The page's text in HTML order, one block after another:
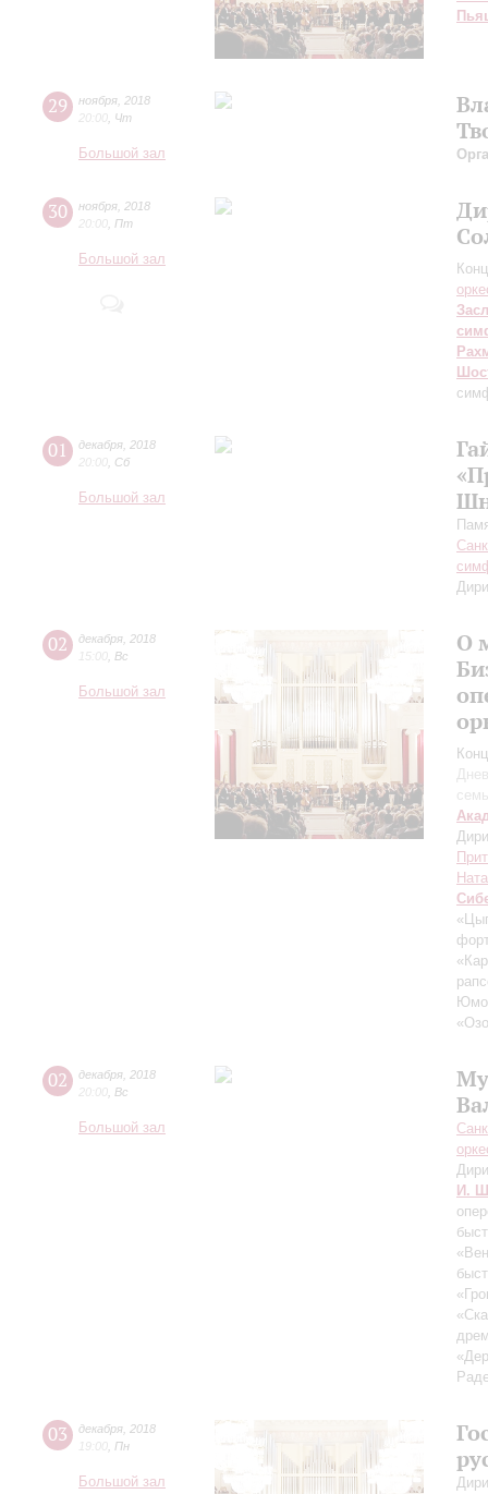
29 ноября 2018
20:00 Чт
Большой зал
30 ноября 2018
20:00 Пт
Большой зал
01 декабря 2018
20:00 Сб
Большой зал
02 декабря 2018
15:00 Вс
Большой зал
О
02 декабря 2018
20:00 Вс
Большой зал
И.
03 декабря 2018
19:00 Пн
Большой зал